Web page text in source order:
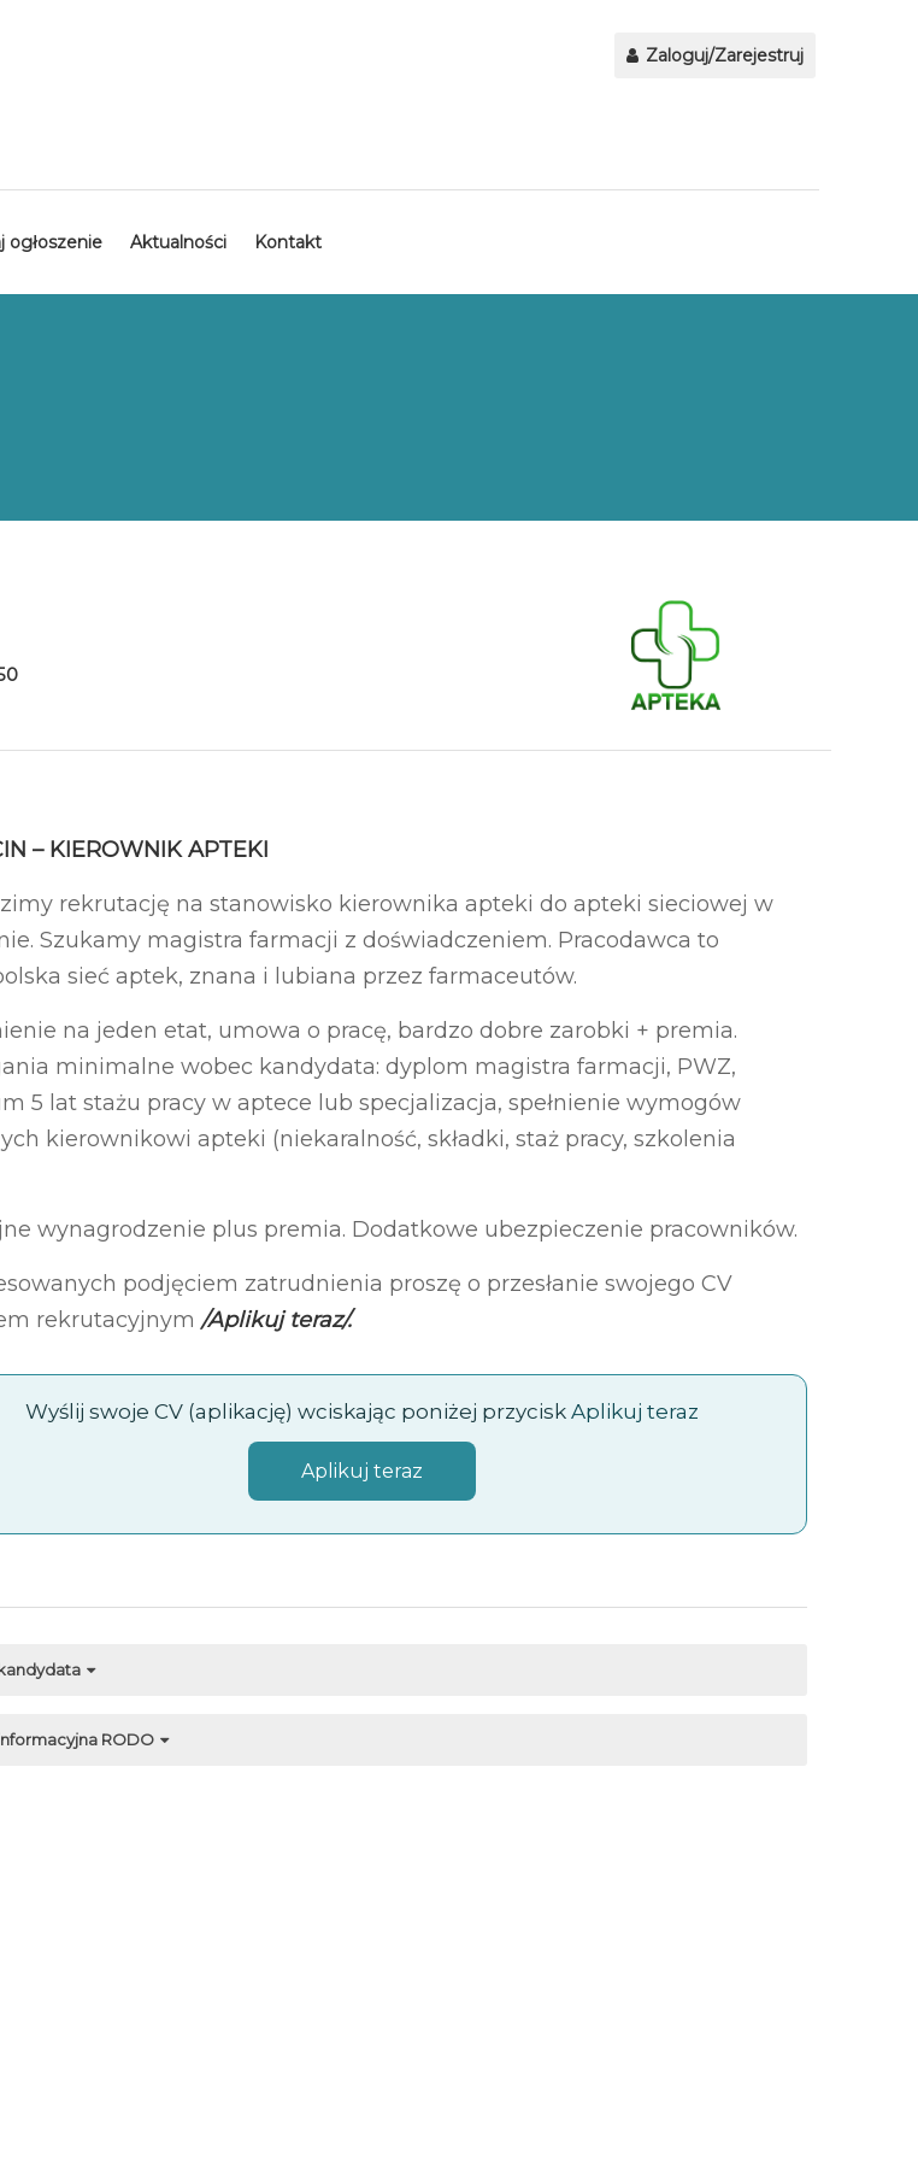
ogłoszenie Aktualności Kontakt
Zaloguj/Zarejestruj
– KIEROWNIK APTEKI
rekrutację na stanowisko kierownika apteki do apteki sieciowej w
Szukamy magistra farmacji z doświadczeniem. Pracodawca to
sieć aptek, znana i lubiana przez farmaceutów.
na jeden etat, umowa o pracę, bardzo dobre zarobki + premia.
minimalne wobec kandydata: dyplom magistra farmacji, PWZ,
5 lat stażu pracy w aptece lub specjalizacja, spełnienie wymogów
kierownikowi apteki (niekaralność, składki, staż pracy, szkolenia
wynagrodzenie plus premia. Dodatkowe ubezpieczenie pracowników.
podjęciem zatrudnienia proszę o przesłanie swojego CV
rekrutacyjnym /Aplikuj teraz/.
Wyślij swoje CV (aplikację) wciskając poniżej przycisk Aplikuj teraz
Aplikuj teraz
RODO